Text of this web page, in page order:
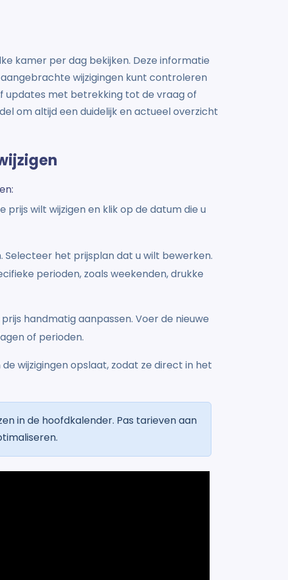
kamer per dag bekijken. Deze informatie
wijzigingen kunt controleren
updates met betrekking tot de vraag of
om altijd een duidelijk en actueel overzicht
wilt wijzigen en klik op de datum die u
het prijsplan dat u wilt bewerken.
perioden, zoals weekenden, drukke
handmatig aanpassen. Voer de nieuwe
of perioden.
wijzigingen opslaat, zodat ze direct in het
in de hoofdkalender. Pas tarieven aan